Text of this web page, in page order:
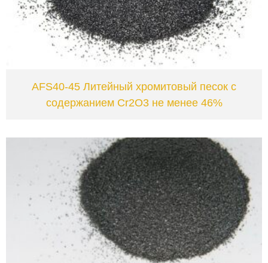
AFS40-45 Литейный хромитовый песок с
содержанием Cr2O3 не менее 46%
VIEW